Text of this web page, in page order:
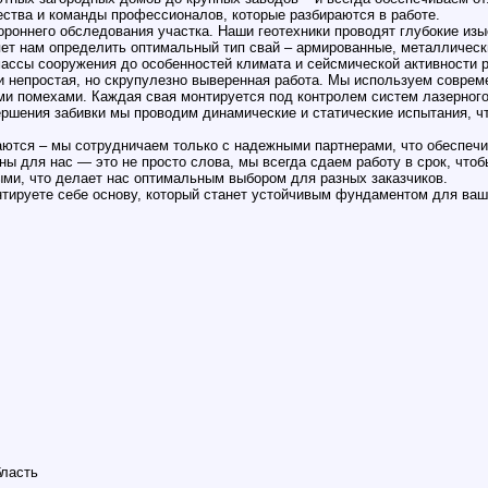
и команды профессионалов, которые разбираются в работе.
обследования участка. Наши геотехники проводят глубокие
нам определить оптимальный тип свай – армированные,
сооружения до особенностей климата и сейсмической активности
непростая, но скрупулезно выверенная работа. Мы используем
помехами. Каждая свая монтируется под контролем систем
забивки мы проводим динамические и статические испытания,
– мы сотрудничаем только с надежными партнерами, что
для нас — это не просто слова, мы всегда сдаем работу в срок,
что делает нас оптимальным выбором для разных заказчиков.
себе основу, который станет устойчивым фундаментом для